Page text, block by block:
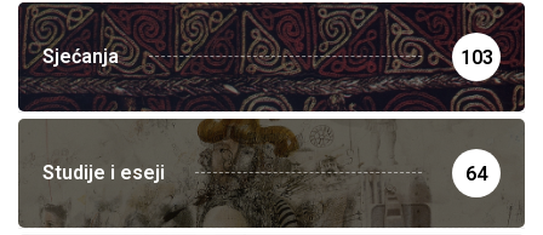
Sjećanja 103
Studije i eseji 64